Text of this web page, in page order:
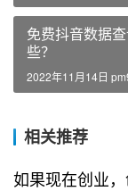
免费抖音数据
些？
2022年11月14日
相关推荐
如果现在创业